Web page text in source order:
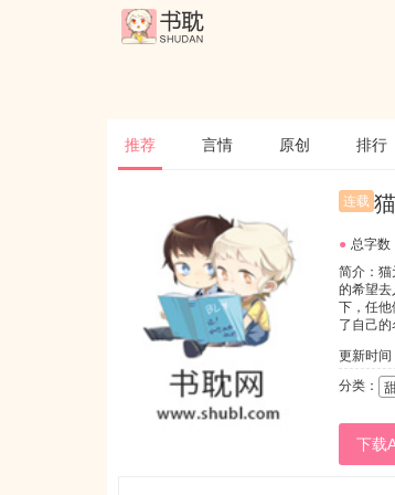
推荐 言情 原创 排行
连载
● 总字数
简介：
的希望
下，任
了自己
觉得眼
更新时
分类：
下载